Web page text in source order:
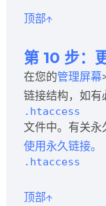
顶部↑
第 10 步：
在您的管理屏幕
链接结构，如有
.htaccess
文件中。有关永
使用永久链接。
.htaccess
顶部↑